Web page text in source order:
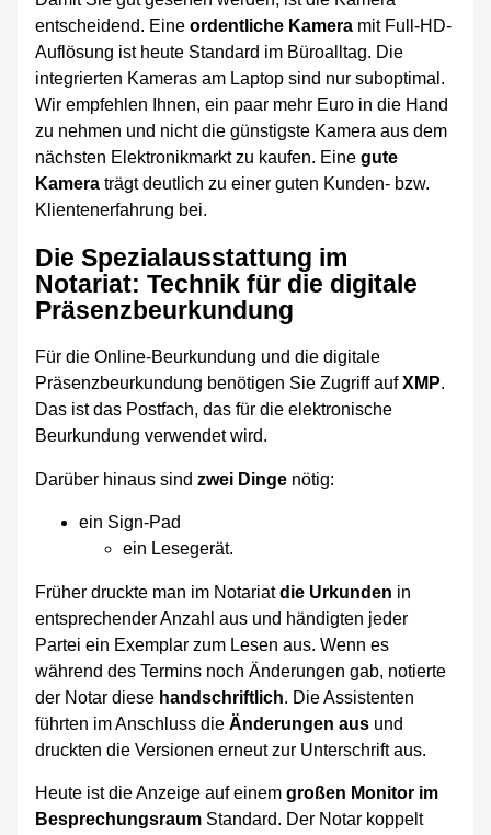
entscheidend. Eine ordentliche Kameramit Full-HD-
Auflösung ist heute Standard im Büroalltag. Die
integrierten Kameras am Laptop sind nur suboptimal.
Wir empfehlen Ihnen, ein paar mehr Euro in die Hand
zu nehmen und nicht die günstigste Kamera aus dem
nächsten Elektronikmarkt zu kaufen. Eine gute
Kameraträgt deutlich zu einer guten Kunden- bzw.
Klientenerfahrung bei.
Die Spezialausstattung im
Notariat: Technik für die digitale
Präsenzbeurkundung
Für die Online-Beurkundung und die digitale
Präsenzbeurkundung benötigen Sie Zugriff aufXMP.
Das ist das Postfach, das für die elektronische
Beurkundung verwendet wird.
Darüber hinaus sind zwei Dingenötig:
ein Sign-Pad
ein Lesegerät.
Früher druckte man im Notariatdie Urkunden in
entsprechender Anzahl aus und händigten jeder
Partei ein Exemplar zum Lesen aus. Wenn es
während des Termins noch Änderungen gab, notierte
der Notar diese handschriftlich. Die Assistenten
führten im Anschluss dieÄnderungen ausund
druckten die Versionen erneut zur Unterschrift aus.
Heute ist die Anzeige auf einem großen Monitor im
BesprechungsraumStandard. Der Notar koppelt